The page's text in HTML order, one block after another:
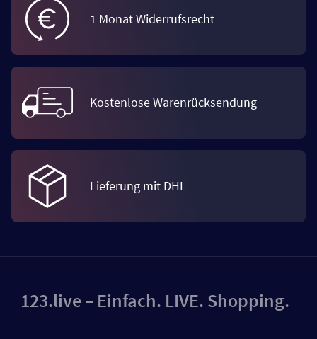
1 Monat Widerrufsrecht
Kostenlose Warenrücksendung
Lieferung mit DHL
123.live – Einfach. LIVE. Shopping.